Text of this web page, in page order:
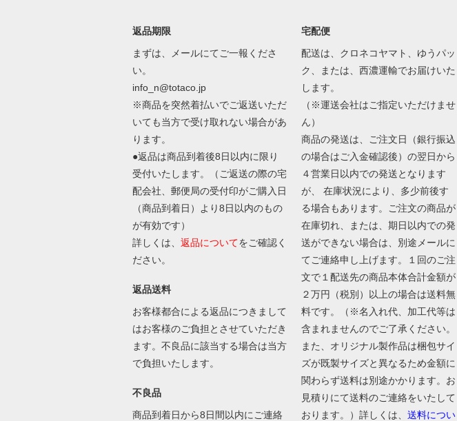
返品期限
まずは、メールにてご一報くださ
い。
info_n@totaco.jp
※商品を突然着払いでご返送いただ
いても当方で受け取れない場合があ
ります。
●返品は商品到着後8日以内に限り
受付いたします。（ご返送の際の宅
配会社、郵便局の受付印がご購入日
（商品到着日）より8日以内のもの
が有効です）
詳しくは、 返品についてをご確認く
ださい。
返品送料
お客様都合による返品につきまして
はお客様のご負担とさせていただき
ます。不良品に該当する場合は当方
で負担いたします。
不良品
商品到着日から8日間以内にご連絡
宅配便
配送は、クロネコヤマト、ゆうパッ
ク、または、西濃運輸でお届けいた
します。
（※運送会社はご指定いただけませ
ん）
商品の発送は、ご注文日（銀行振込
の場合はご入金確認後）の翌日から
４営業日以内での発送となります
が、 在庫状況により、多少前後す
る場合もあります。ご注文の商品が
在庫切れ、または、期日以内での発
送ができない場合は、別途メールに
てご連絡申し上げます。１回のご注
文で１配送先の商品本体合計金額が
２万円（税別）以上の場合は送料無
料です。（※名入れ代、加工代等は
含まれませんのでご了承ください。
また、オリジナル製作品は梱包サイ
ズが既製サイズと異なるため金額に
関わらず送料は別途かかります。お
見積りにて送料のご連絡をいたして
おります。） 詳しくは、 送料につい